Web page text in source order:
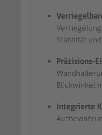
Stabilität
Präzisions-
Blickwinkel
Integrierte